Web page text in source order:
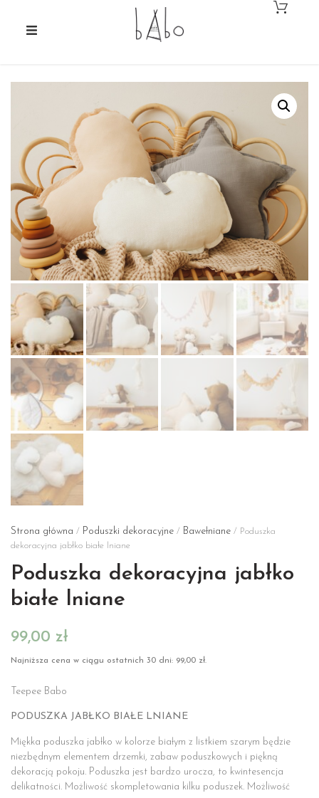
Strona główna / Poduszki dekoracyjne / Bawełniane / Poduszka
dekoracyjna jabłko białe lniane
Poduszka dekoracyjna jabłko
białe lniane
99,00 zł
Najniższa cena w ciągu ostatnich 30 dni: 99,00 zł.
Teepee Babo
PODUSZKA JABŁKO BIAŁE LNIANE
Miękka poduszka jabłko w kolorze białym z listkiem szarym będzie
niezbędnym elementem drzemki, zabaw poduszkowych i piękną
dekoracją pokoju. Poduszka jest bardzo urocza, to kwintesencja
delikatności. Możliwość skompletowania kilku poduszek. Możliwość